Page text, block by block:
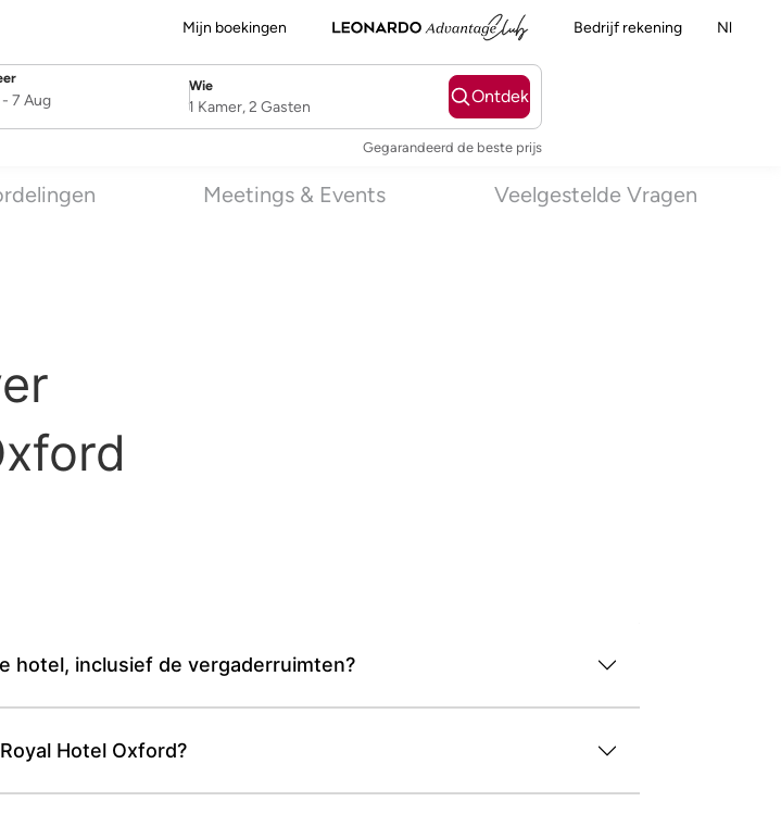
Mijn boekingen Bedrijf rekening Nl
7 Aug
Wie
Username
1 Kamer, 2 Gasten
Ontdek
Gegarandeerd de beste prijs
Meetings & Events Veelgestelde Vragen
hotel, inclusief de vergaderruimten?
Hotel Oxford?